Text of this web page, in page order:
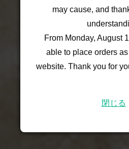
may cause, and
From Monday, August
able to place orders
website. Thank you for
閉じる